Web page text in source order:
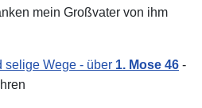
mein Großvater von ihm
selige Wege - über 1. Mose 46 -